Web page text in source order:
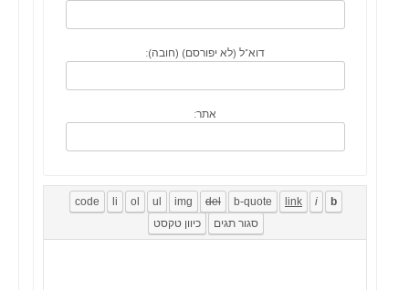
דוא"ל (לא יפורסם) (חובה):
אתר: